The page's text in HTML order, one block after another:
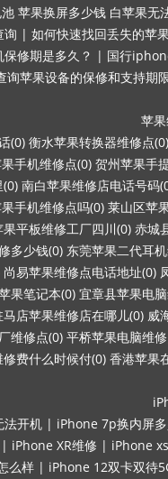
苹果换屏多少钱 白苹果无
询 | 如何快速找回丢失的苹
修期是多久？ | 国行
询苹果设备的保修和支持期
苹
(0) 衡水苹果转换器维修点(0)
手机维修点(0) 贺州苹果手
南白苹果维修店电话号码
手机维修点吗(0) 莱山区苹
果平板维修工厂四川(0) 赤城
多少钱(0) 东莞苹果二代耳
尚易苹果维修点电话地址(0)
果笔记本(0) 宜章县苹果电
马店苹果维修店在哪儿(0) 威
维修点(0) 平桥苹果电脑维
费什么时候付(0) 香港苹果
法开机 | iPhone 7p换内屏
| iPhone XR维修 | iPhone
么样 | iPhone 12双卡双待